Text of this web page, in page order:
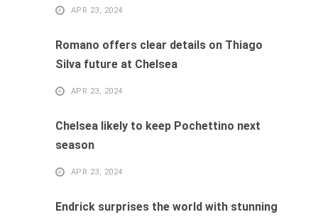
APR 23, 2024
Romano offers clear details on Thiago
Silva future at Chelsea
APR 23, 2024
Chelsea likely to keep Pochettino next
season
APR 23, 2024
Endrick surprises the world with stunning